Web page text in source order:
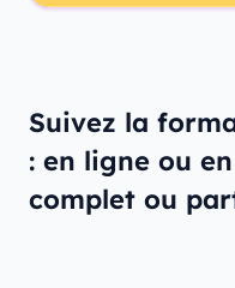
Suivez la
: en ligne ou
complet ou